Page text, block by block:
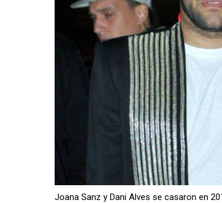
Joana Sanz y Dani Alves se casaron en